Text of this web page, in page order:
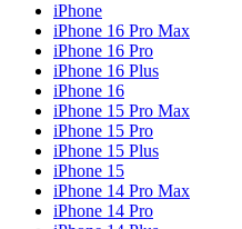
iPhone
iPhone 16 Pro Max
iPhone 16 Pro
iPhone 16 Plus
iPhone 16
iPhone 15 Pro Max
iPhone 15 Pro
iPhone 15 Plus
iPhone 15
iPhone 14 Pro Max
iPhone 14 Pro